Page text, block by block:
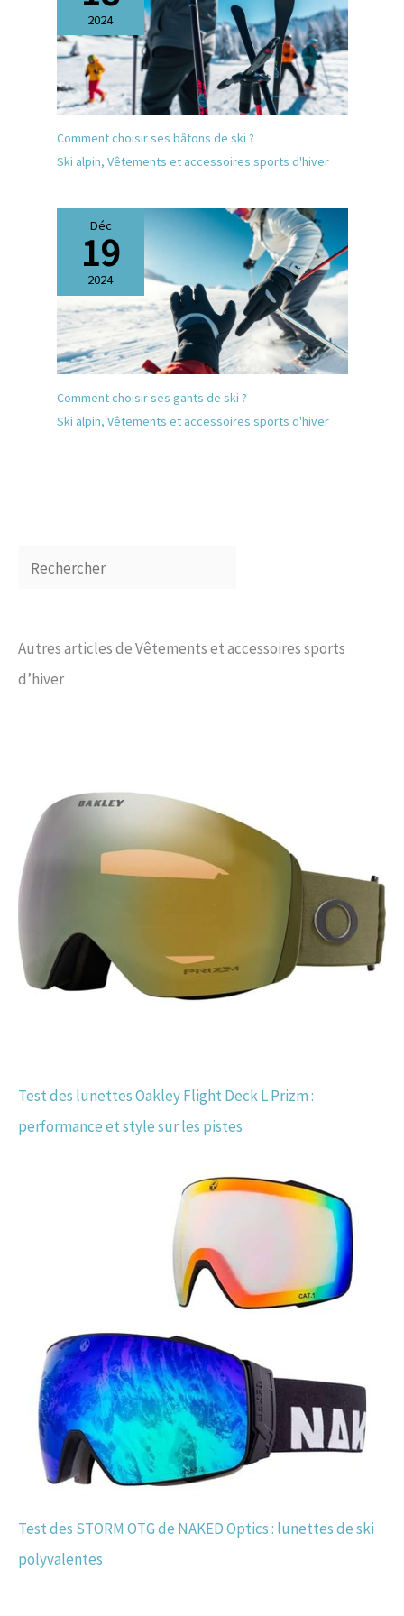
lunettes autour de votre cou
à la manière d'un trousseau
de clés lorsque vous n'en
avez pas besoin et vous ne
perdrez plus jamais vos
lunettes de soleil. Lunettes de
soleil homme femme avec un
design ergonomique spécial
de port confortable - Nos
à la mode mais aussi un
design humanisé. Elles
s'adaptent parfaitement à la
peau de votre oreille et à
votre tête. Elles s'adaptent
parfaitement à la peau de
l'oreille et à la tête, ce qui
rend le port de nos lunettes
de soleil plus confortable.
Lunettes de soleil pour les
sports de plein air - Le design
léger est idéal pour la moto
et le vélo, la conduite, la
2024
Comment choisir ses bâtons de ski ?
Ski alpin, Vêtements et accessoires sports d'hiver
Déc
19
2024
Comment choisir ses gants de ski ?
Ski alpin, Vêtements et accessoires sports d'hiver
Autres articles de Vêtements et accessoires sports
d’hiver
Test des lunettes Oakley Flight Deck L Prizm :
performance et style sur les pistes
Test des STORM OTG de NAKED Optics : lunettes de ski
polyvalentes